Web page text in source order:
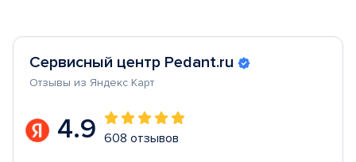
Сервисный центр Pedant.ru
Отзывы из Яндекс Карт
4.9 608 отзывов